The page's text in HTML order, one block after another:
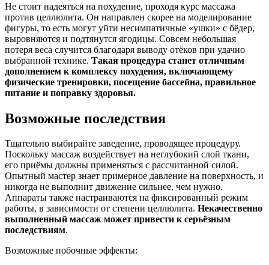
Не стоит надеяться на похудение, проходя курс массажа
против целлюлита. Он направлен скорее на моделирование
фигуры, то есть могут уйти несимпатичные «ушки» с бёдер,
выровняются и подтянутся ягодицы. Совсем небольшая
потеря веса случится благодаря выводу отёков при удачно
выбранной технике. Такая процедура станет отличным
дополнением к комплексу похудения, включающему
физические тренировки, посещение бассейна, правильное
питание и поправку здоровья.
Возможные последствия
Тщательно выбирайте заведение, проводящее процедуру.
Поскольку массаж воздействует на неглубокий слой ткани,
его приёмы должны применяться с рассчитанной силой.
Опытный мастер знает примерное давление на поверхность, и
никогда не выполнит движение сильнее, чем нужно.
Аппараты также настраиваются на фиксированный режим
работы, в зависимости от степени целлюлита. Некачественно
выполненный массаж может привести к серьёзным
последствиям.
Возможные побочные эффекты: